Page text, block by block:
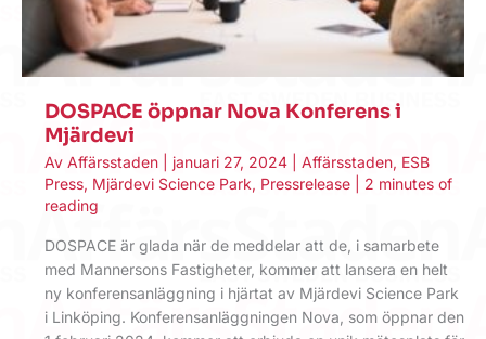
DOSPACE öppnar Nova Konferens i
Mjärdevi
Av Affärsstaden januari 27, 2024 Affärsstaden, ESB
Press, Mjärdevi Science Park, Pressrelease
2 minutes of
reading
DOSPACE är glada när de meddelar att de, i samarbete
med Mannersons Fastigheter, kommer att lansera en helt
ny konferensanläggning i hjärtat av Mjärdevi Science Park
i Linköping. Konferensanläggningen Nova, som öppnar den